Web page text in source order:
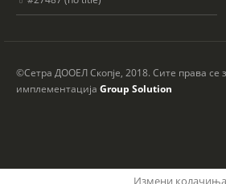
©Сетра ДООЕЛ Скопје, 2018. Сите права се
имплементација Group Solution
Измени колачиња